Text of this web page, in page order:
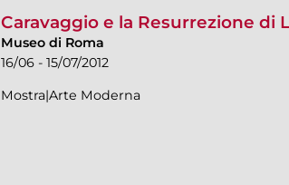
Caravaggio e la Resurrezione di
Museo di Roma
16/06 - 15/07/2012
Mostra|Arte Moderna